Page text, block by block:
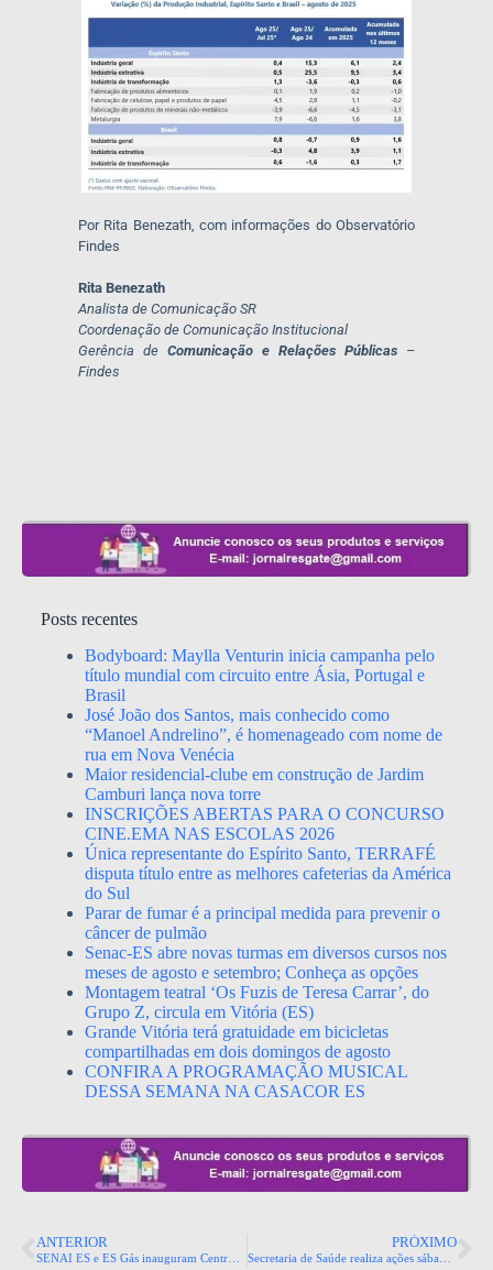
Por Rita Benezath, com informações do Observatório
Findes
Rita Benezath
Analista de Comunicação SR
Coordenação de Comunicação Institucional
Gerência de Comunicação e Relações Públicas –
Findes
Posts recentes
Bodyboard: Maylla Venturin inicia campanha pelo
título mundial com circuito entre Ásia, Portugal e
Brasil
José João dos Santos, mais conhecido como
“Manoel Andrelino”, é homenageado com nome de
rua em Nova Venécia
Maior residencial-clube em construção de Jardim
Camburi lança nova torre
INSCRIÇÕES ABERTAS PARA O CONCURSO
CINE.EMA NAS ESCOLAS 2026
Única representante do Espírito Santo, TERRAFÉ
disputa título entre as melhores cafeterias da América
do Sul
Parar de fumar é a principal medida para prevenir o
câncer de pulmão
Senac-ES abre novas turmas em diversos cursos nos
meses de agosto e setembro; Conheça as opções
Montagem teatral ‘Os Fuzis de Teresa Carrar’, do
Grupo Z, circula em Vitória (ES)
Grande Vitória terá gratuidade em bicicletas
compartilhadas em dois domingos de agosto
CONFIRA A PROGRAMAÇÃO MUSICAL
DESSA SEMANA NA CASACOR ES
ANTERIOR PRÓXIMO